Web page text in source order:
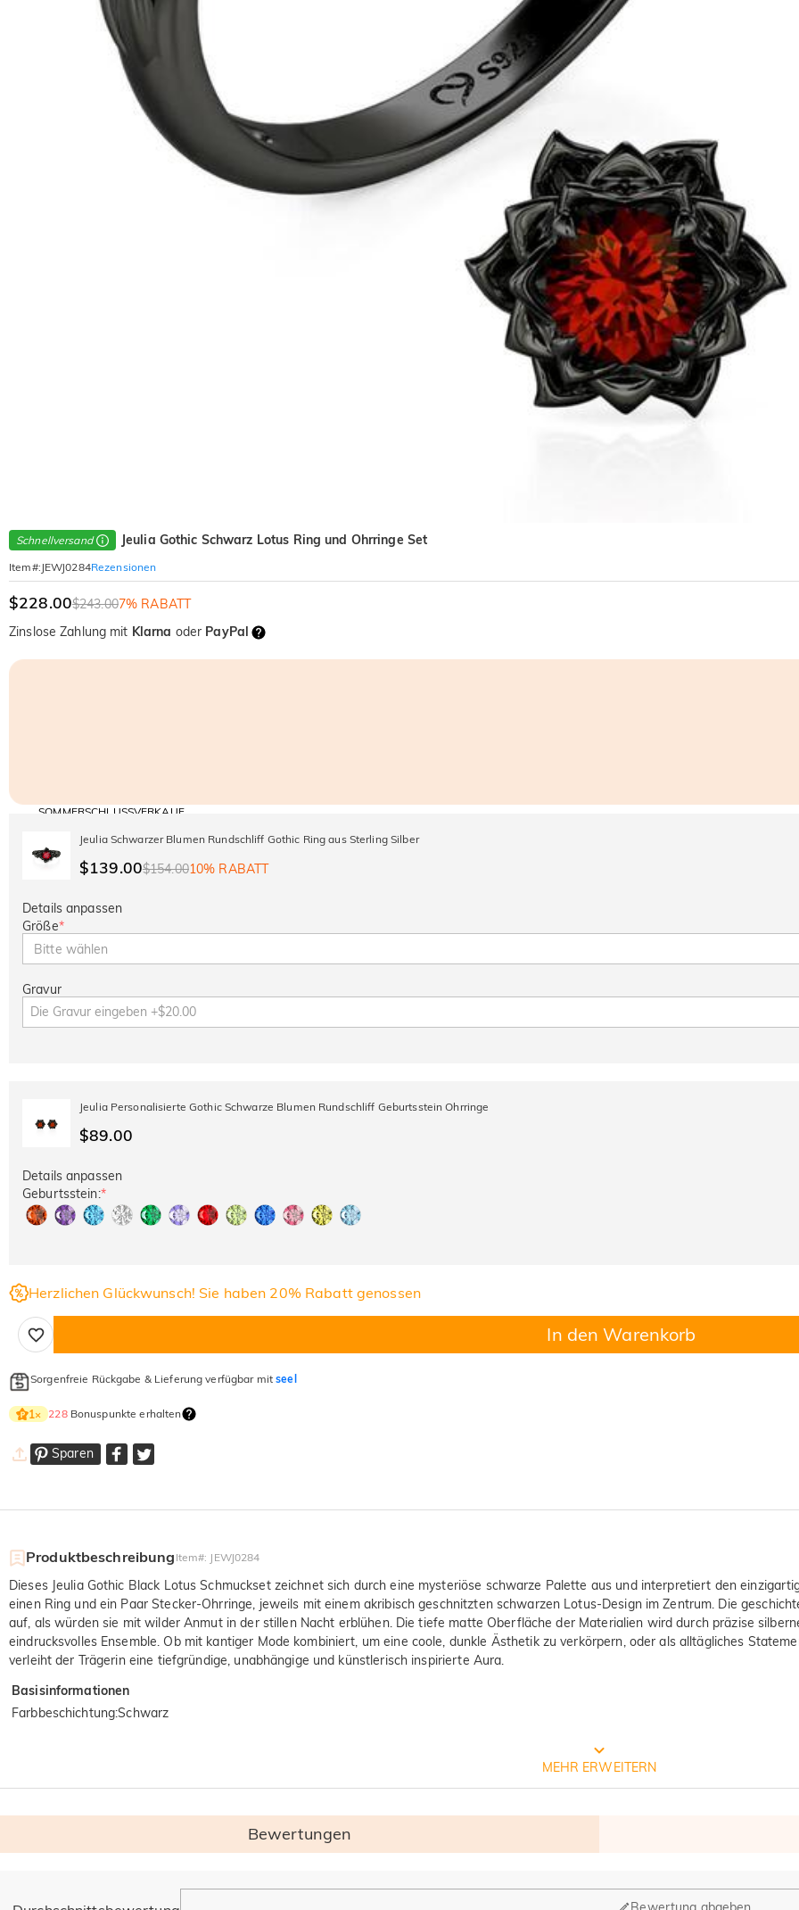
Schnellversand Jeulia Gothic Schwarz Lotus Ring und Ohrringe Set
Item#: JEWJ0284Rezensionen
$228.00$243.007% RABATT
Zinslose Zahlung mit Klarna oder PayPal
SOMMERSCHLUSSVERKAUF
10% RABATT
AUF ALLES
30% RABATT
AUF DEN 2.
SUMMER
Jeulia Schwarzer Blumen Rundschliff Gothic Ring aus Sterling Silber
$139.00$154.0010% RABATT
Details anpassen
Größe*
Bitte wählen
Gravur
Jeulia Personalisierte Gothic Schwarze Blumen Rundschliff Geburtsstein Ohrringe
$89.00
Details anpassen
Geburtsstein:*
Herzlichen Glückwunsch! Sie haben 20% Rabatt genossen
In den Warenkorb
Sorgenfreie Rückgabe & Lieferung verfügbar mitseel
1× 228Bonuspunkte erhalten
Sparen
Produktbeschreibung Item#: JEWJ0284
Dieses Jeulia Gothic Black Lotus Schmuckset zeichnet sich durch eine mysteriöse schwarze Palette aus und interpretiert den
einen Ring und ein Paar Stecker-Ohrringe, jeweils mit einem akribisch geschnitzten schwarzen Lotus-Design im Zentrum. Die
auf, als würden sie mit wilder Anmut in der stillen Nacht erblühen. Die tiefe matte Oberfläche der Materialien wird durch präzise
eindrucksvolles Ensemble. Ob mit kantiger Mode kombiniert, um eine coole, dunkle Ästhetik zu verkörpern, oder als alltägliches
verleiht der Trägerin eine tiefgründige, unabhängige und künstlerisch inspirierte Aura.
Basisinformationen
Farbbeschichtung:Schwarz
Prozess der Schmuckherstellung
MEHR ERWEITERN
Bewertungen
Allgemein